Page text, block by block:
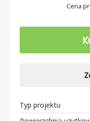
Cena
Typ projektu